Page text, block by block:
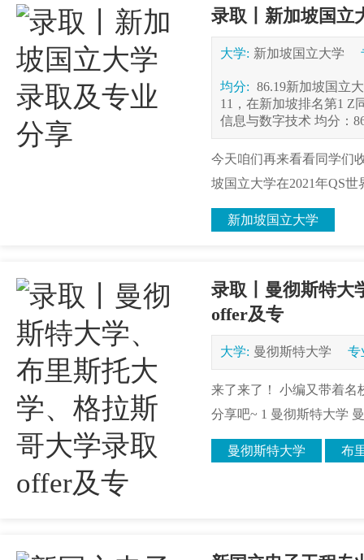
录取丨新加坡国立
大学: 新加坡国立大学
均分: 86.19新加坡国立
11，在新加坡排名第1 Z
信息与数字技术 均分：
今天咱们再来看看同学们
坡国立大学在2021年QS世
新加坡国立大学
录取丨曼彻斯特大
offer及专
大学: 曼彻斯特大学 专
来了来了！ 小编又带着名
分享吧~ 1 曼彻斯特大学
曼彻斯特大学 布